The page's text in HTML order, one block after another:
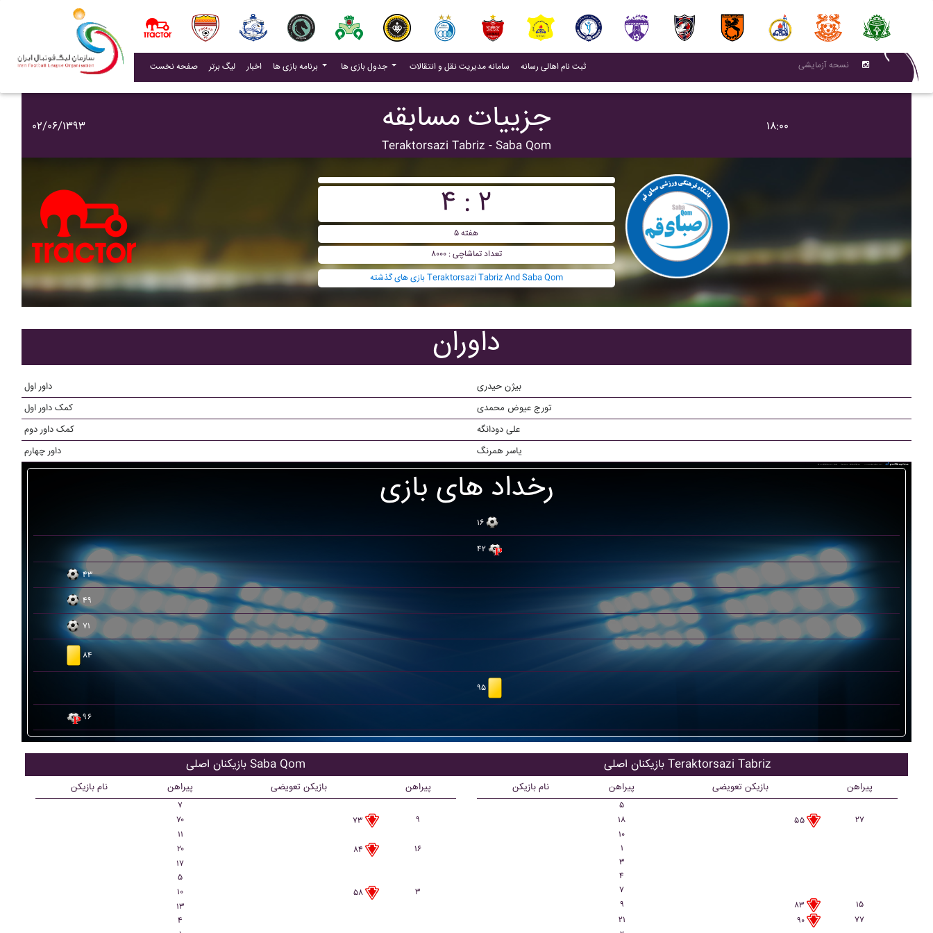
صفحه نخست لیگ برتر اخبار(current) برنامه بازی ها جدول بازی ها سامانه مدیریت نقل و انتقالات (current)
ثبت نام اهالی رسانه(current) نسحه آزمایشی
۰۲/۰۶/۱۳۹۳ جزییات مسابقه
Teraktorsazi Tabriz - Saba Qom
۱۸:۰۰
۴ : ۲
هفته ۵
تعداد تماشاچی : ۸۰۰۰
بازی های گذشته Teraktorsazi Tabriz And Saba Qom
داوران
داور اول
بیژن حیدری
کمک داور اول
تورج عیوض محمدی
کمک داور دوم
علی دودانگه
داور چهارم
یاسر همرنگ
رخداد های بازی
۱۶
۴۲
۴۳
۴۹
۷۱
۸۴
۹۵
۹۶
بازیکنان اصلی Saba Qom
نام بازیکن پیراهن بازیکن تعویضی پیراهن
۷
۷۰
۷۳
۹
۱۱
۲۰
۸۴
۱۶
۱۷
۵
۱۰
۵۸
۳
۱۳
۴
بازیکنان اصلی Teraktorsazi Tabriz
نام بازیکن پیراهن بازیکن تعویضی پیراهن
۵
۱۸
۵۵
۲۷
۱۰
۱
۳
۴
۷
۹
۸۳
۱۵
۲۱
۹۰
۷۷